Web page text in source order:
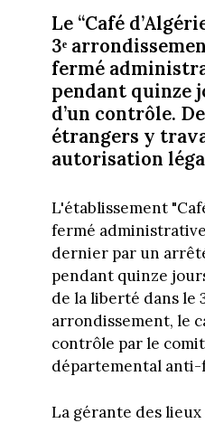
Le “Café
3ᵉ
fermé
pendant quinze
d’un contrôle.
étrangers y
autorisation
L'établissement
fermé
dernier par un
pendant quinze
de la liberté dans le
arrondissement, le
contrôle par le
départemental anti-
La gérante des